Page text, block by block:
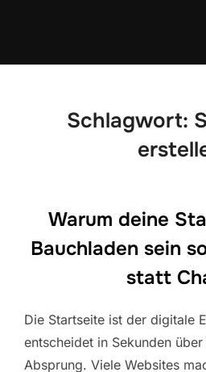
Schlagwort:
Warum deine
Bauchladen sein
statt
Die Startseite ist der digitale
entscheidet in Sekunden
Absprung. Viele Websites